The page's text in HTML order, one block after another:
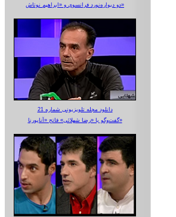
دو دیواره‌نورد فرانسوی و «ابراهیم نوتاش»
دانلود مجله تلویزیونی شماره 21
گفت‌وگو با «رضا شهلائی» فاتح «آناپورنا»